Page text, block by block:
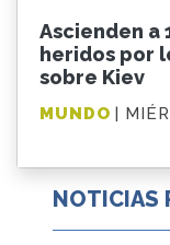
Ascienden a
heridos por
sobre Kiev
MUNDO |
NOTICIAS